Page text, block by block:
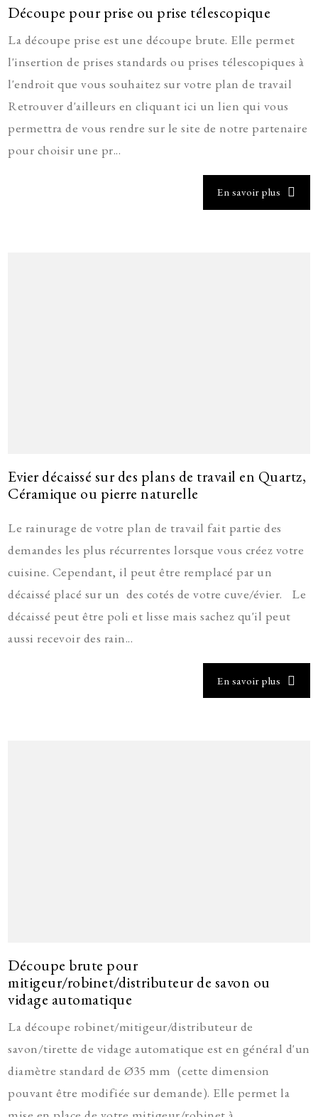
Découpe pour prise ou prise télescopique
La découpe prise est une découpe brute. Elle permet
l'insertion de prises standards ou prises télescopiques à
l'endroit que vous souhaitez sur votre plan de travail
Retrouver d'ailleurs en cliquant ici un lien qui vous
permettra de vous rendre sur le site de notre partenaire
pour choisir une pr...
En savoir plus
Evier décaissé sur des plans de travail en Quartz,
Céramique ou pierre naturelle
Le rainurage de votre plan de travail fait partie des
demandes les plus récurrentes lorsque vous créez votre
cuisine. Cependant, il peut être remplacé par un
décaissé placé sur un des cotés de votre cuve/évier. Le
décaissé peut être poli et lisse mais sachez qu'il peut
aussi recevoir des rain...
En savoir plus
Découpe brute pour
mitigeur/robinet/distributeur de savon ou
vidage automatique
La découpe robinet/mitigeur/distributeur de
savon/tirette de vidage automatique est en général d'un
diamètre standard de Ø35 mm (cette dimension
pouvant être modifiée sur demande). Elle permet la